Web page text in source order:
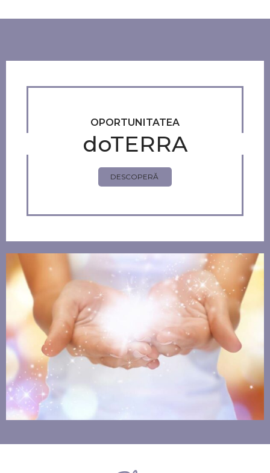
OPORTUNITATEA
doTERRA
DESCOPERĂ